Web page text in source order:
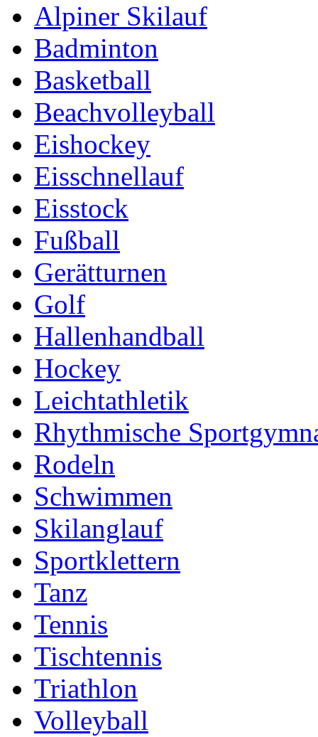
Alpiner Skilauf
Badminton
Basketball
Beachvolleyball
Eishockey
Eisschnellauf
Eisstock
Fußball
Gerätturnen
Golf
Hallenhandball
Hockey
Leichtathletik
Rhythmische
Rodeln
Schwimmen
Skilanglauf
Sportklettern
Tanz
Tennis
Tischtennis
Triathlon
Volleyball